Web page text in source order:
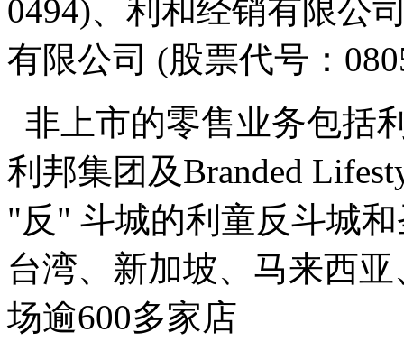
0494)、利和经销有限公
有限公司 (股票代号：
非上市的零售业务包括
利邦集团及Branded
"反" 斗城的利童反斗城
台湾、新加坡、马来西
场逾600多家店